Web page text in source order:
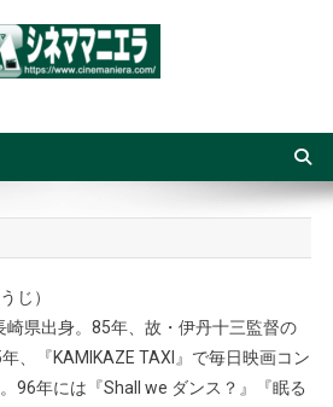
じ）
県出身。85年、故・伊丹十三監督の
、『KAMIKAZE TAXI』で毎日映画コン
96年には『Shall we ダンス？』『眠る